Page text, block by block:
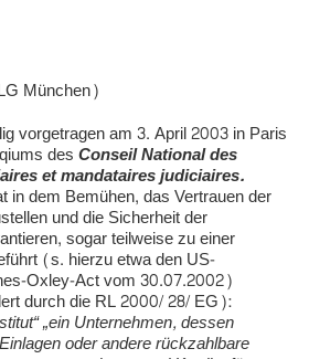
München)
vorgetragen am 3. April 2003 in Paris
desConseil National des
et mandataires judiciaires.
in dem Bemühen, das Vertrauen der
und die Sicherheit der
sogar teilweise zu einer
(s. hierzu etwa den US-
Oxley-Act vom 30.07.2002)
durch die RL 2000/ 28/ EG):
„ein Unternehmen, dessen
oder andere rückzahlbare